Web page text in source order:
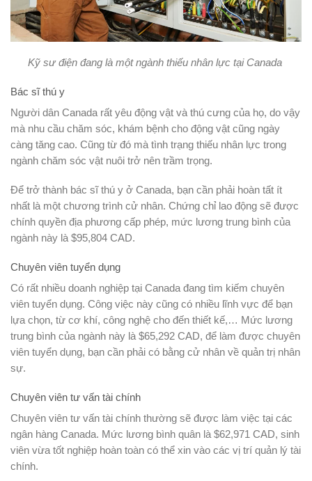
Kỹ sư điện đang là một ngành thiếu nhân lực tại Canada
Bác sĩ thú y
Người dân Canada rất yêu động vật và thú cưng của họ, do vậy
mà nhu cầu chăm sóc, khám bệnh cho động vật cũng ngày
càng tăng cao. Cũng từ đó mà tình trạng thiếu nhân lực trong
ngành chăm sóc vật nuôi trở nên trầm trọng.
Để trở thành bác sĩ thú y ở Canada, bạn cần phải hoàn tất ít
nhất là một chương trình cử nhân. Chứng chỉ lao động sẽ được
chính quyền địa phương cấp phép, mức lương trung bình của
ngành này là $95,804 CAD.
Chuyên viên tuyển dụng
Có rất nhiều doanh nghiệp tại Canada đang tìm kiếm chuyên
viên tuyển dụng. Công việc này cũng có nhiều lĩnh vực để bạn
lựa chọn, từ cơ khí, công nghệ cho đến thiết kế,… Mức lương
trung bình của ngành này là $65,292 CAD, để làm được chuyên
viên tuyển dụng, bạn cần phải có bằng cử nhân về quản trị nhân
sự.
Chuyên viên tư vấn tài chính
Chuyên viên tư vấn tài chính thường sẽ được làm việc tại các
ngân hàng Canada. Mức lương bình quân là $62,971 CAD, sinh
viên vừa tốt nghiệp hoàn toàn có thể xin vào các vị trí quản lý tài
chính.